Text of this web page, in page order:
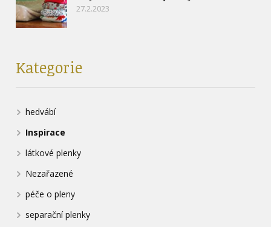
27.2.2023
Kategorie
hedvábí
Inspirace
látkové plenky
Nezařazené
péče o pleny
separační plenky